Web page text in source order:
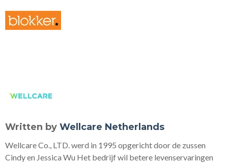
Written by Wellcare Netherlands
Wellcare Co., LTD. werd in 1995 opgericht door de zussen
Cindy en Jessica Wu Het bedrijf wil betere levenservaringen